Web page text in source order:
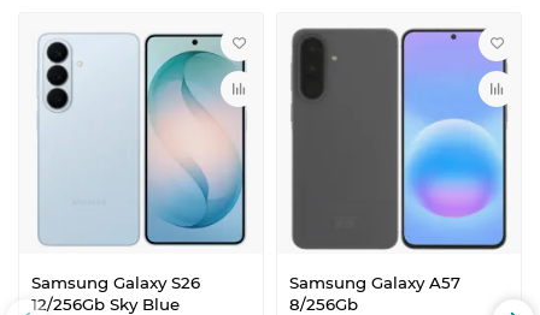
Samsung Galaxy S26
12/256Gb Sky Blue
Samsung Galaxy A57
8/256Gb